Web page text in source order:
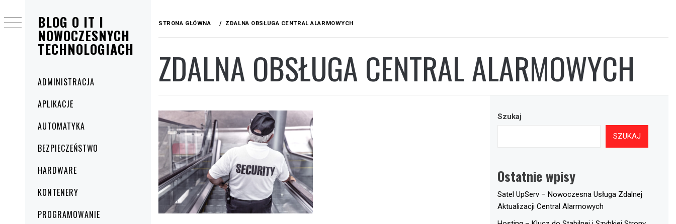
BLOG O IT I
NOWOCZESNYCH
TECHNOLOGIACH
główne
ADMINISTRACJA
APLIKACJE
AUTOMATYKA
BEZPIECZEŃSTWO
HARDWARE
KONTENERY
PROGRAMOWANIE
do
treści
STRONA GŁÓWNA ZDALNA OBSŁUGA CENTRAL ALARMOWYCH
ZDALNA OBSŁUGA CENTRAL ALARMOWYCH
Szukaj
SZUKAJ
Ostatnie wpisy
Satel UpServ – Nowoczesna Usługa Zdalnej
Aktualizacji Central Alarmowych